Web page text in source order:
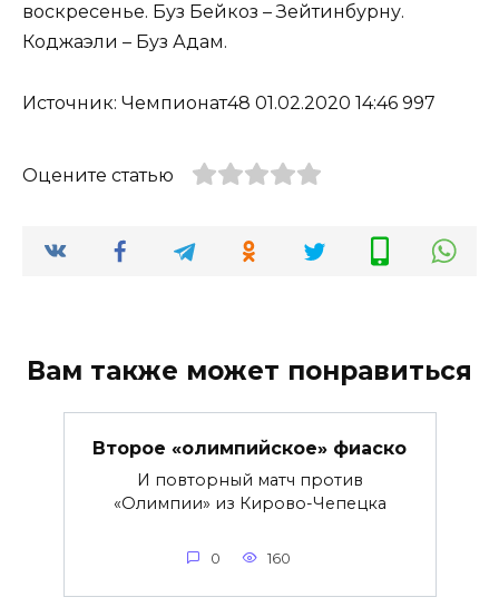
воскресенье. Буз Бейкоз – Зейтинбурну.
Коджаэли – Буз Адам.
Источник: Чемпионат48 01.02.2020 14:46 997
Оцените статью
Вам также может понравиться
Второе «олимпийское» фиаско
И повторный матч против
«Олимпии» из Кирово-Чепецка
0 160